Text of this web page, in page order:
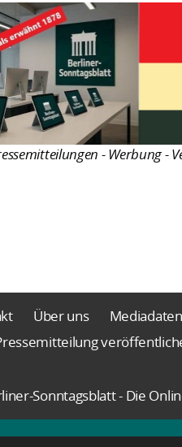
- Werbung -
Über uns Mediadaten
Sonntagsblatt - Die